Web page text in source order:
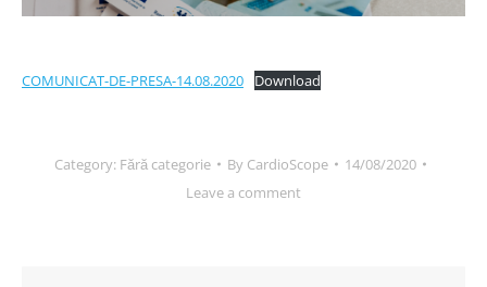
COMUNICAT-DE-PRESA-14.08.2020 Download
Category: Fără categorie By CardioScope
14/08/2020
Leave a comment